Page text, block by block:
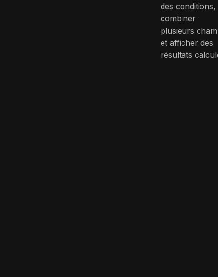
des conditions,
combiner
plusieurs
et afficher des
résultats